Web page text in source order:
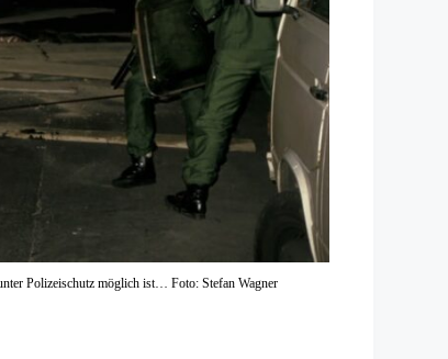
Polizeischutz möglich ist… Foto: Stefan Wagner